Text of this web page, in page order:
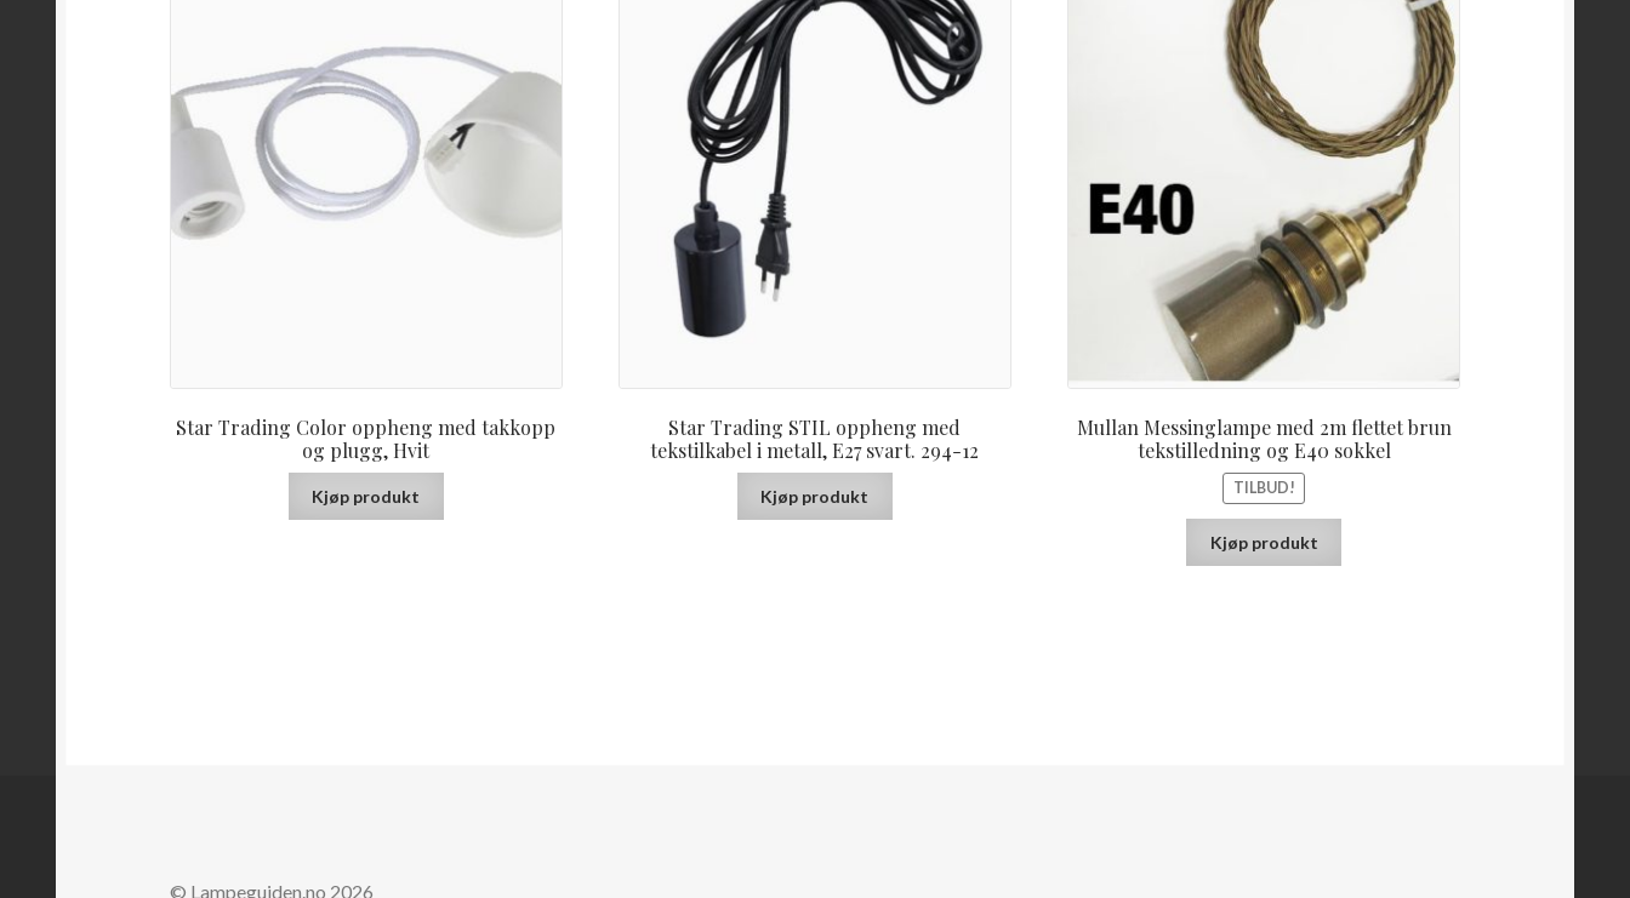
Star Trading Color oppheng med takkopp
og plugg, Hvit
Kjøp produkt
Star Trading STIL oppheng med
tekstilkabel i metall, E27 svart. 294-12
Kjøp produkt
Mullan Messinglampe med 2m flettet brun
tekstilledning og E40 sokkel
TILBUD!
Kjøp produkt
© Lampeguiden.no 2026